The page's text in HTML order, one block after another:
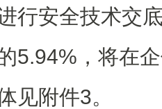
行安全技术交
5.94%，将在
见附件3。